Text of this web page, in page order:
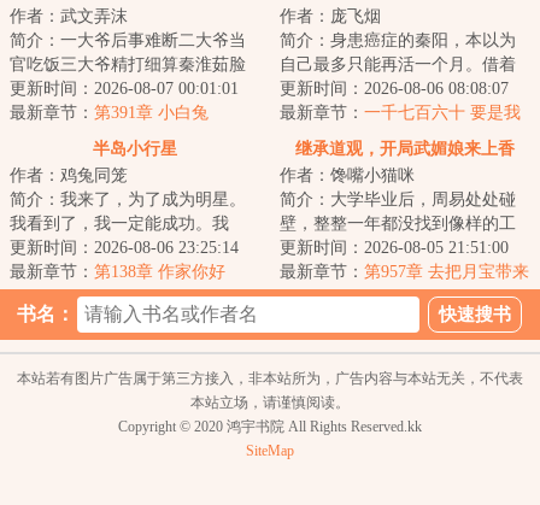
作者：武文弄沫
简介：一大爷后事难断二大爷当
官吃饭三大爷精打细算秦淮茹脸
蛋好看何雨柱打架做饭娄晓娥难
逃大院李学武一...
更新时间：2026-08-07 00:01:01
最新章节： 第391章 小白兔
作者：庞飞烟
简介：身患癌症的秦阳，本以为
自己最多只能再活一个月。借着
绝症之躯，秦阳怒怼上司老板，
再甩物质女友，...
更新时间：2026-08-06 08:08:07
最新章节： 一千七百六十 要是我
两条都不选呢？
半岛小行星
作者：鸡兔同笼
简介：我来了，为了成为明星。
我看到了，我一定能成功。我
征……算了，这里太复杂了征服
不了，我还是谈我...
更新时间：2026-08-06 23:25:14
最新章节： 第138章 作家你好
继承道观，开局武媚娘来上香
作者：馋嘴小猫咪
简介：大学毕业后，周易处处碰
壁，整整一年都没找到像样的工
作。无奈之下，他只得翻出上学
时爷爷给自己办...
更新时间：2026-08-05 21:51:00
最新章节： 第957章 去把月宝带来
吧！【求月票】
书名：
本站若有图片广告属于第三方接入，非本站所为，广告内容与本站无关，不代表
本站立场，请谨慎阅读。
Copyright © 2020 鸿宇书院 All Rights Reserved.kk
SiteMap